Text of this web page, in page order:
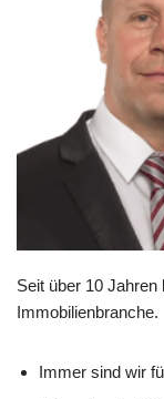
Seit über 10
Immobilienbranche.
Immer sind wir